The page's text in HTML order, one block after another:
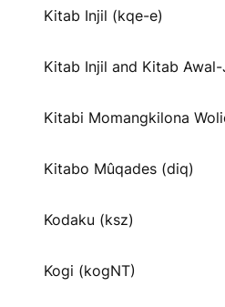
Kitab Injil (kqe-e)
Kitab Injil and Kitab Awal-
Kitabi Momangkilona
Kitabo Mûqades (diq)
Kodaku (ksz)
Kogi (kogNT)